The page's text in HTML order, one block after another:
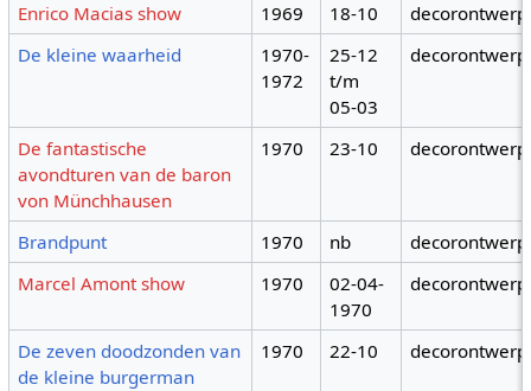
Enrico Macias show 1969 18-10
De kleine waarheid
1970-
1972
25-12
t/m
05-03
De fantastische
avondturen van de baron
von Münchhausen
1970 23-10
Brandpunt 1970 nb
Marcel Amont show
1970
02-04-
1970
De zeven doodzonden van
de kleine burgerman
1970 22-10